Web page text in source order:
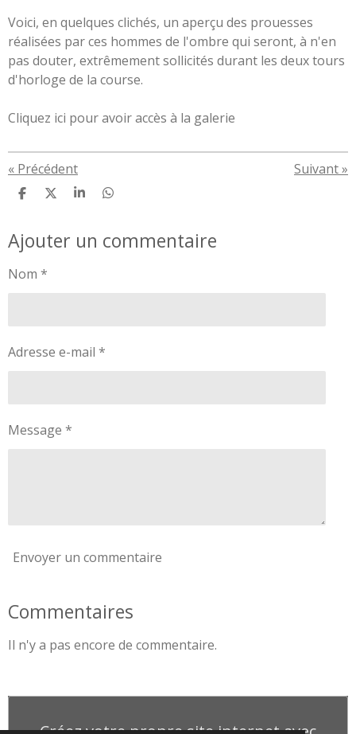
Voici, en quelques clichés, un aperçu des prouesses
réalisées par ces hommes de l'ombre qui seront, à n'en
pas douter, extrêmement sollicités durant les deux tours
d'horloge de la course.
Cliquez ici pour avoir accès à la galerie
« Précédent Suivant»
P
t
a
e
P
t
a
P
t
a
P
t
a
Ajouter un commentaire
Nom *
Adresse e-mail *
Message *
Envoyer un commentaire
Commentaires
Il n'y a pas encore de commentaire.